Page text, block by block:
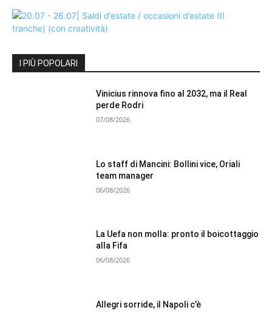
I PIÙ POPOLARI
Vinicius rinnova fino al 2032, ma il Real
perde Rodri
07/08/2026
Lo staff di Mancini: Bollini vice, Oriali
team manager
06/08/2026
La Uefa non molla: pronto il boicottaggio
alla Fifa
06/08/2026
Allegri sorride, il Napoli c’è